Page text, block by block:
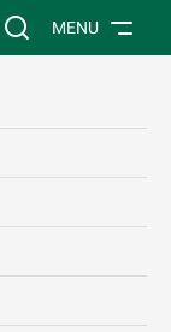
Vyhledávání na
MENU